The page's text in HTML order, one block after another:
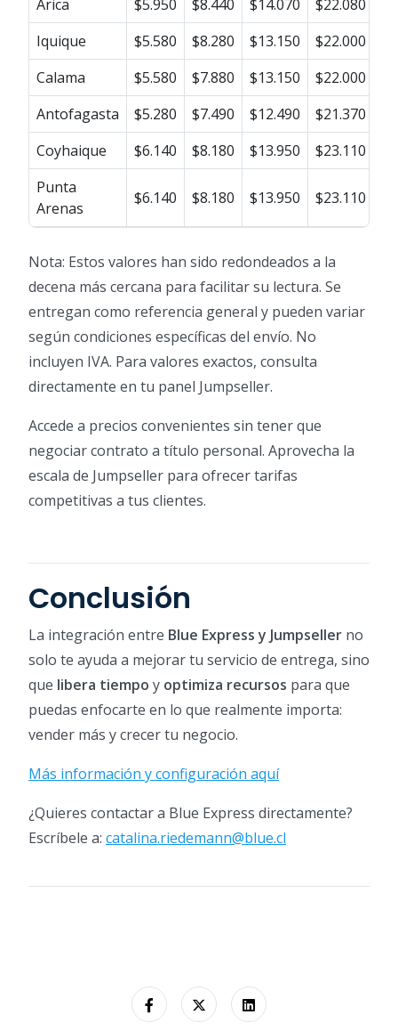
Arica $5.950 $8.440 $14.070 $22.080
Iquique
$5.580 $8.280 $13.150 $22.000
Calama
$5.580 $7.880 $13.150 $22.000
Antofagasta
$5.280 $7.490 $12.490 $21.370
Coyhaique
$6.140 $8.180 $13.950 $23.110
Punta
Arenas
$6.140 $8.180 $13.950 $23.110
Nota: Estos valores han sido redondeados a la
decena más cercana para facilitar su lectura. Se
entregan como referencia general y pueden variar
según condiciones específicas del envío. No
incluyen IVA. Para valores exactos, consulta
directamente en tu panel Jumpseller.
Accede a precios convenientes sin tener que
negociar contrato a título personal. Aprovecha la
escala de Jumpseller para ofrecer tarifas
competitivas a tus clientes.
Conclusión
La integración entre Blue Express y Jumpseller no
solo te ayuda a mejorar tu servicio de entrega, sino
que libera tiempo y optimiza recursos para que
puedas enfocarte en lo que realmente importa:
vender más y crecer tu negocio.
Más información y configuración aquí
¿Quieres contactar a Blue Express directamente?
Escríbele a: catalina.riedemann@blue.cl